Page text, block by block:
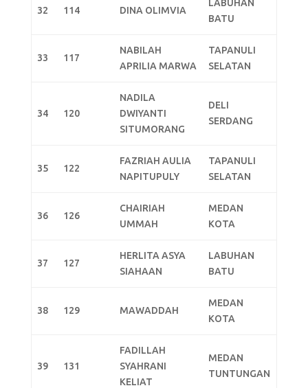
32 114 DINA OLIMVIA
LABUHAN
BATU
33 117
NABILAH
APRILIA MARWA
TAPANULI
SELATAN
34 120
NADILA
DWIYANTI
SITUMORANG
DELI
SERDANG
35 122
FAZRIAH AULIA
NAPITUPULY
TAPANULI
SELATAN
36 126
CHAIRIAH
UMMAH
MEDAN
KOTA
37 127
HERLITA ASYA
SIAHAAN
LABUHAN
BATU
38 129 MAWADDAH
MEDAN
KOTA
39 131
FADILLAH
SYAHRANI
KELIAT
MEDAN
TUNTUNGAN